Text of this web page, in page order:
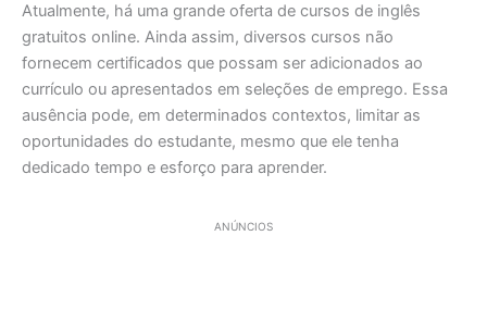
Atualmente, há uma grande oferta de cursos de inglês
gratuitos online. Ainda assim, diversos cursos não
fornecem certificados que possam ser adicionados ao
currículo ou apresentados em seleções de emprego. Essa
ausência pode, em determinados contextos, limitar as
oportunidades do estudante, mesmo que ele tenha
dedicado tempo e esforço para aprender.
ANÚNCIOS